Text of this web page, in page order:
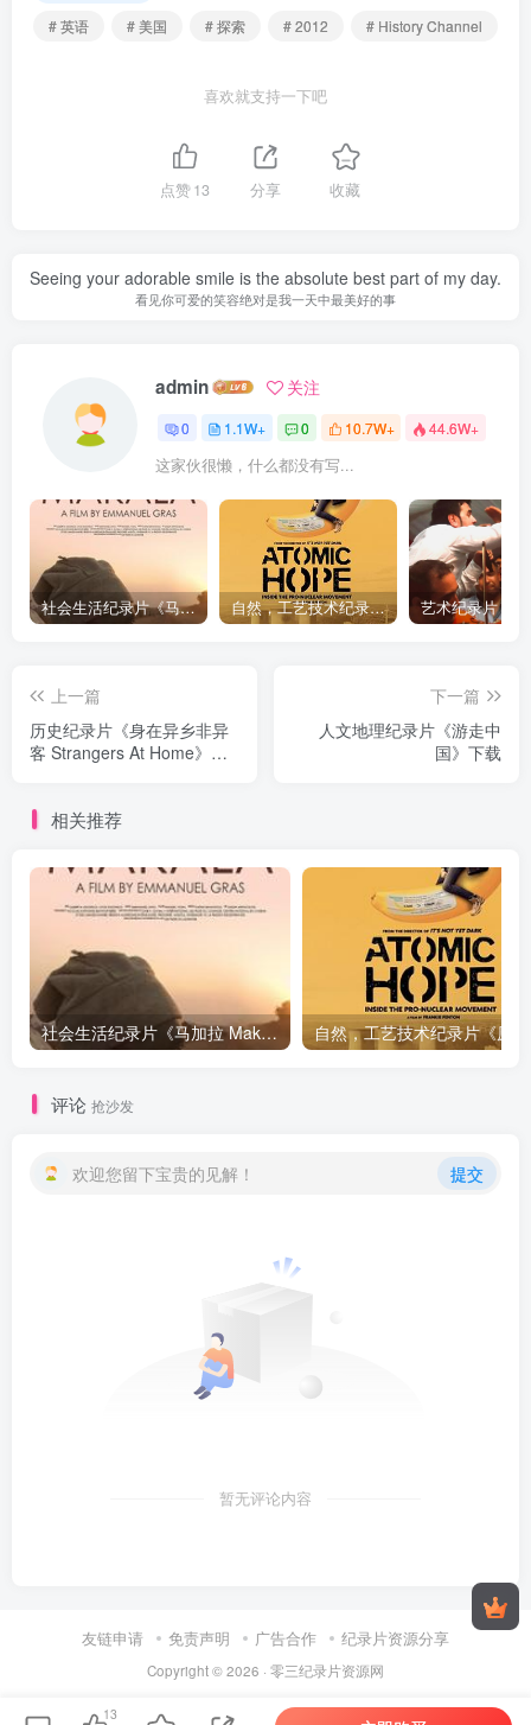
# 英语
# 美国 # 探索 # 2012 # History Channel
喜欢就支持一下吧
点赞13 分享 收藏
Seeing your adorable smile is the absolute best part of my day.
看见你可爱的笑容绝对是我一天中最美好的事
admin 关注
0 1.1W+ 0 10.7W+ 44.6W+
这家伙很懒，什么都没有写...
社会生活纪录片《马加拉 Makala》下载 自然，工艺技术纪录片《原子能的希望 Atomic Hope – Inside the Pro-Nuclear Movement》下载
上一篇
历史纪录片《身在异乡非异
客 Strangers At Home》下
下一篇
人文地理纪录片《游走中
国》下载
相关推荐
社会生活纪录片《马加拉 Makala》下载
评论 抢沙发
欢迎您留下宝贵的见解！ 提交
暂无评论内容
友链申请 免责声明 广告合作 纪录片资源分享
Copyright © 2026 · 零三纪录片资源网
13